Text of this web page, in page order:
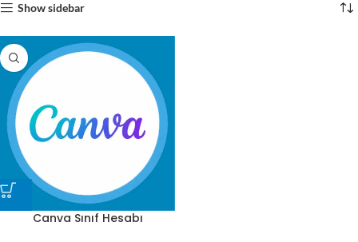
Show sidebar
Canva Sınıf Hesabı